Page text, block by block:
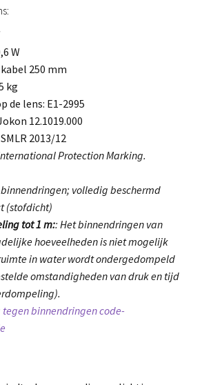
W
250 mm
kg
de lens: E1-2995
12.1019.000
2013/12
Protection Marking.
volledig beschermd
(stofdicht)
tot 1 m:: Het binnendringen van
hoeveelheden is niet mogelijk
in water wordt ondergedompeld
omstandigheden van druk en tijd
tegen binnendringen code-